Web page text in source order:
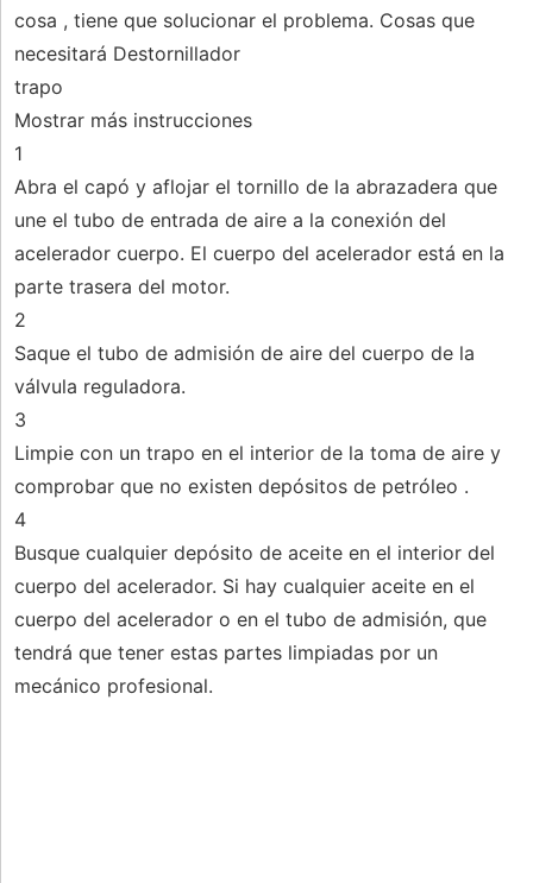
cosa , tiene que solucionar el problema. Cosas que
necesitará Destornillador
trapo
Mostrar más instrucciones
1
Abra el capó y aflojar el tornillo de la abrazadera que
une el tubo de entrada de aire a la conexión del
acelerador cuerpo. El cuerpo del acelerador está en la
parte trasera del motor.
2
Saque el tubo de admisión de aire del cuerpo de la
válvula reguladora.
3
Limpie con un trapo en el interior de la toma de aire y
comprobar que no existen depósitos de petróleo .
4
Busque cualquier depósito de aceite en el interior del
cuerpo del acelerador. Si hay cualquier aceite en el
cuerpo del acelerador o en el tubo de admisión, que
tendrá que tener estas partes limpiadas por un
mecánico profesional.